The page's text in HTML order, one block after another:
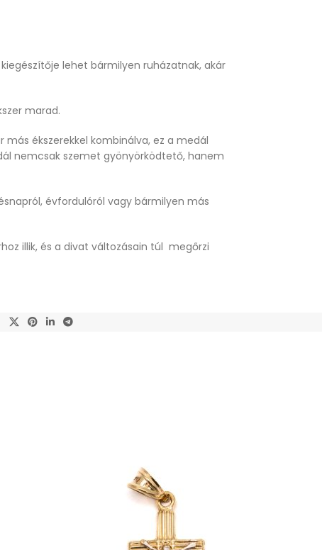
lehet bármilyen ruházatnak, akár
marad.
ékszerekkel kombinálva, ez a medál
nemcsak szemet gyönyörködtető, hanem
évfordulóról vagy bármilyen más
illik, és a divat változásain túl megőrzi